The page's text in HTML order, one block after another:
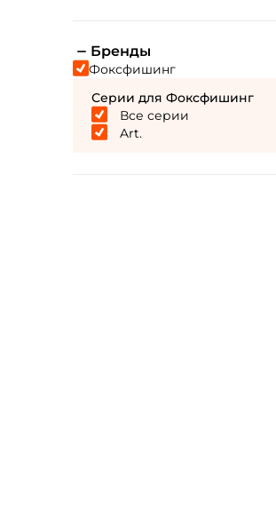
Бренды
Фоксфишинг
Серии для Фоксфишинг
Все серии
Art.